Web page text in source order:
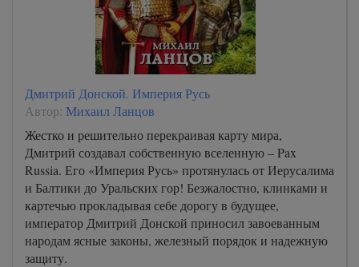
Дмитрий Донской. Империя Русь
Автор: Михаил Ланцов
Жестко и решительно перекраивая карту мира,
Дмитрий создавал собственную вселенную – Pax
Russia. Его «Империя Русь» протянулась от Иерусалима
и Балтики до Уральских гор! Безжалостно, клинками и
картечью прокладывая себе дорогу в будущее,
император Дмитрий Донской приносил завоеванным
народам ясные законы, железный порядок и надежную
защиту.